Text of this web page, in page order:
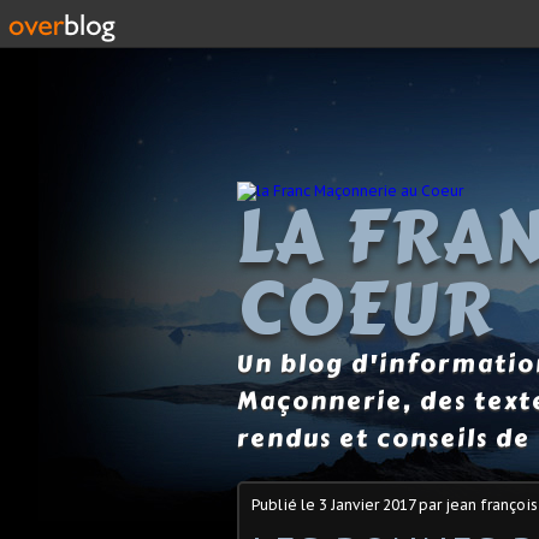
LA
COEUR
Un blog
Maçonnerie, des
rendus et conseils
Publié le 3 Janvier 2017par jean françois